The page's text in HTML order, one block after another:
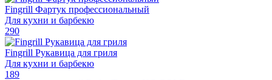
Fingrill Фартук профессиональный
Для кухни и барбекю
290
Fingrill Рукавица для гриля
Для кухни и барбекю
189